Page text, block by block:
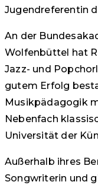
Jugendreferentin
An der
Wolfenbüttel hat
Jazz- und
gutem Erfolg
Musikpädagogik
Nebenfach
Universität der
Außerhalb ihres
Songwriterin und